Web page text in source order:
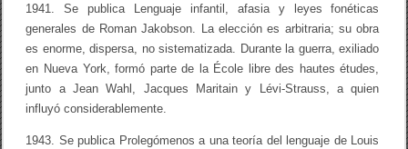
1941. Se publica Lenguaje infantil, afasia y leyes fonéticas
generales de Roman Jakobson. La elección es arbitraria; su obra
es enorme, dispersa, no sistematizada. Durante la guerra, exiliado
en Nueva York, formó parte de la École libre des hautes études,
junto a Jean Wahl, Jacques Maritain y Lévi-Strauss, a quien
influyó considerablemente.
1943. Se publica Prolegómenos a una teoría del lenguaje de Louis